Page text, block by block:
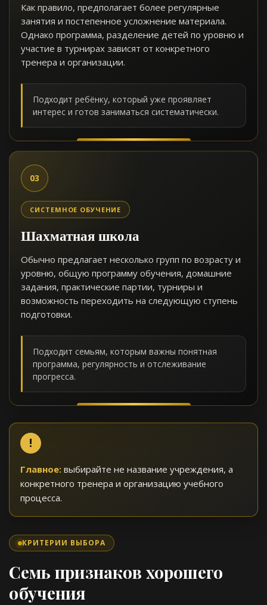
Как правило, предполагает более регулярные
занятия и постепенное усложнение материала.
Однако программа, разделение детей по уровню и
участие в турнирах зависят от конкретного
тренера и организации.
Подходит ребёнку, который уже проявляет
интерес и готов заниматься систематически.
03
СИСТЕМНОЕ ОБУЧЕНИЕ
Шахматная школа
Обычно предлагает несколько групп по возрасту и
уровню, общую программу обучения, домашние
задания, практические партии, турниры и
возможность переходить на следующую ступень
подготовки.
Подходит семьям, которым важны понятная
программа, регулярность и отслеживание
прогресса.
Главное: выбирайте не название учреждения, а
конкретного тренера и организацию учебного
процесса.
КРИТЕРИИ ВЫБОРА
Семь признаков хорошего
обучения